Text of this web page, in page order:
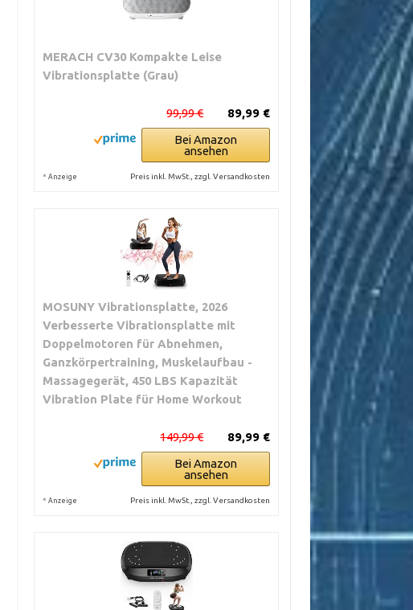
MERACH CV30 Kompakte Leise
Vibrationsplatte (Grau)
89,99 €
99,99 €
Bei Amazon
ansehen
* Anzeige Preis inkl. MwSt., zzgl. Versandkosten
MOSUNY Vibrationsplatte, 2026
Verbesserte Vibrationsplatte mit
Doppelmotoren für Abnehmen,
Ganzkörpertraining, Muskelaufbau -
Massagegerät, 450 LBS Kapazität
Vibration Plate für Home Workout
89,99 €
149,99 €
Bei Amazon
ansehen
* Anzeige Preis inkl. MwSt., zzgl. Versandkosten